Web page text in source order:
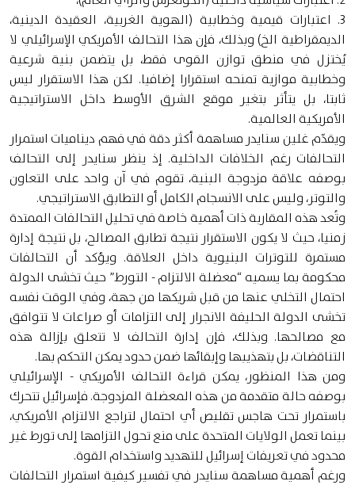
3. اعتبارات قيمية وخطابية (الهوية الغربية، العقيدة الدينية،
الديمقراطية الخ) وبذلك، فإن هذا التحالف الأمريكي الإسرائيلي لا
يُختزل في منطق توازن القوى فقط، بل يتضمن بنية شرعية
وخطابية موازية تمنحه استقرارا إضافيا. لكن هذا الاستقرار ليس
ثابتا، بل يتأثر بتغير موقع الشرق الأوسط داخل الاستراتيجية
الأمريكية العالمية.
ويقدّم غلين سنايدر مساهمة أكثر دقة في فهم ديناميات استمرار
التحالفات رغم الخلافات الداخلية. إذ ينظر سنايدر إلى التحالف
بوصفه علاقة مزدوجة البنية، تقوم في آن واحد على التعاون
والتوتر، وليس على الانسجام الكامل أو التطابق الاستراتيجي.
وتُعد هذه المقاربة ذات أهمية خاصة في تحليل التحالفات الممتدة
زمنيا، حيث لا يكون الاستقرار نتيجة تطابق المصالح، بل نتيجة إدارة
مستمرة للتوترات البنيوية داخل العلاقة. ويؤكد أن التحالفات
محكومة بما يسميه “معضلة الالتزام - التورط” حيث تخشى الدولة
احتمال التخلي عنها من قبل شريكها من جهة، وفي الوقت نفسه
تخشى الدولة الحليفة الانجرار إلى التزامات أو صراعات لا تتوافق
مع مصالحها. وبذلك، فإن إدارة التحالف لا تتعلق بإزالة هذه
التناقضات، بل بتهذيبها وإبقائها ضمن حدود يمكن التحكم بها.
ومن هذا المنظور، يمكن قراءة التحالف الأمريكي - الإسرائيلي
بوصفه حالة متقدمة من هذه المعضلة المزدوجة. فإسرائيل تتحرك
باستمرار تحت هاجس تقليص أي احتمال لتراجع الالتزام الأمريكي،
بينما تعمل الولايات المتحدة على منع تحول التزامها إلى تورط غير
محدود في تعريفات إسرائيل للتهديد واستخدام القوة.
ورغم أهمية مساهمة سنايدر في تفسير كيفية استمرار التحالفات